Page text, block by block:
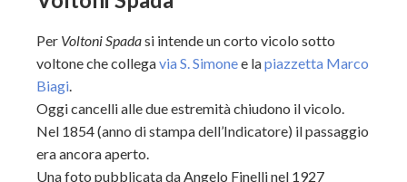
Per Voltoni Spadasi intende un corto vicolo sotto
voltone che collegavia S. Simonee lapiazzetta Marco
Biagi.
Oggi cancelli alle due estremità chiudono il vicolo.
Nel 1854 (anno di stampa dell’Indicatore) il passaggio
era ancora aperto.
Una foto pubblicata da Angelo Finelli nel 1927